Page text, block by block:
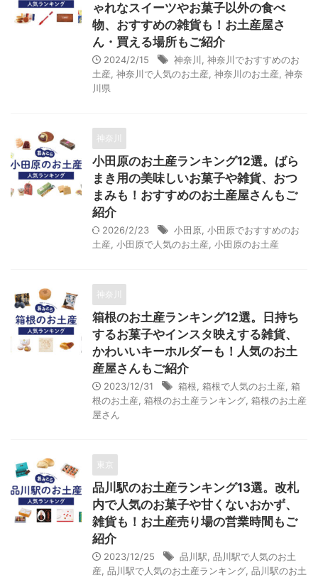
ゃれなスイーツやお菓子以外の食べ
物、おすすめの雑貨も！お土産屋さ
ん・買える場所もご紹介
2024/2/15 神奈川
神奈川でおすすめのお
土産 神奈川で人気のお土産 神奈川のお土産 神奈
川県
神奈川
小田原のお土産ランキング12選。ばら
まき用の美味しいお菓子や雑貨、おつ
まみも！おすすめのお土産屋さんもご
紹介
2026/2/23 小田原 小田原でおすすめのお
土産 小田原で人気のお土産 小田原のお土産
神奈川
箱根のお土産ランキング12選。日持ち
するお菓子やインスタ映えする雑貨、
かわいいキーホルダーも！人気のお土
産屋さんもご紹介
2023/12/31 箱根 箱根で人気のお土産 箱
根のお土産 箱根のお土産ランキング 箱根のお土産
屋さん
東京
品川駅のお土産ランキング13選。改札
内で人気のお菓子や甘くないおかず、
雑貨も！お土産売り場の営業時間もご
紹介
2023/12/25 品川駅 品川駅で人気のお土
産 品川駅で人気のお土産ランキング 品川駅のお土